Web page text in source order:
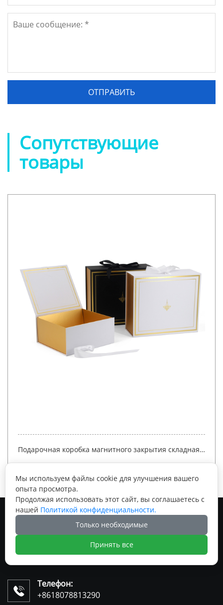
Сопутствующие
товары
Подарочная коробка магнитного закрытия складная

Телефон:
+8618078813290
Мы используем файлы cookie для улучшения вашего
опыта просмотра.
Продолжая использовать этот сайт, вы соглашаетесь с
нашей Политикой конфиденциальности.
Только необходимые
Принять все